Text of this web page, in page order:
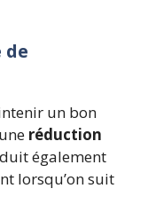
un bon
réduction
également
lorsqu’on suit